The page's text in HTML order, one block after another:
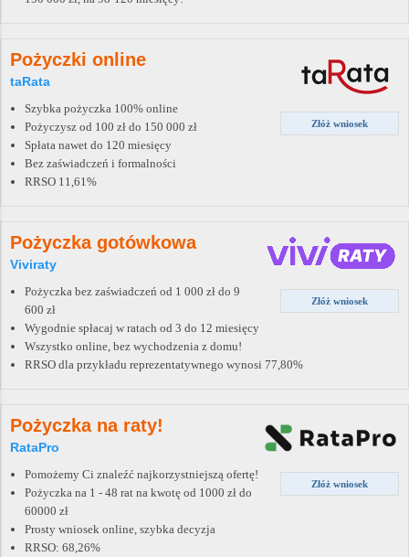
Pożyczki online
taRata
Złóż wniosek
Szybka pożyczka 100% online
Pożyczysz od 100 zł do 150 000 zł
Spłata nawet do 120 miesięcy
Bez zaświadczeń i formalności
RRSO 11,61%
Pożyczka gotówkowa
Viviraty
Złóż wniosek
Pożyczka bez zaświadczeń od 1 000 zł do 9
600 zł
Wygodnie spłacaj w ratach od 3 do 12 miesięcy
Wszystko online, bez wychodzenia z domu!
RRSO dla przykładu reprezentatywnego wynosi 77,80%
Pożyczka na raty!
RataPro
Złóż wniosek
Pomożemy Ci znaleźć najkorzystniejszą ofertę!
Pożyczka na 1 - 48 rat na kwotę od 1000 zł do
60000 zł
Prosty wniosek online, szybka decyzja
RRSO: 68,26%